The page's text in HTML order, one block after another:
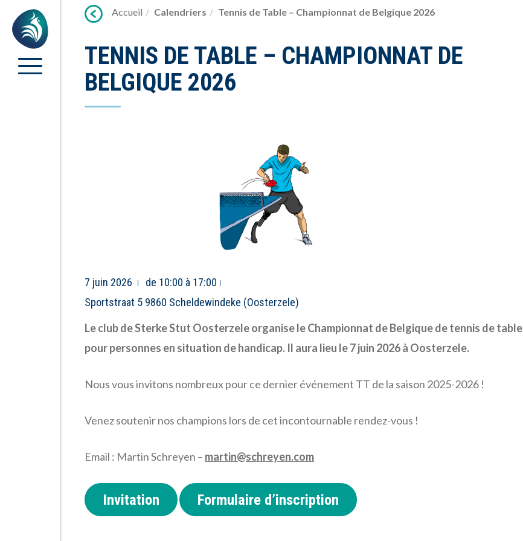
Accueil Calendriers Tennis de Table – Championnat de Belgique 2026
TENNIS DE TABLE – CHAMPIONNAT DE
BELGIQUE 2026
7 juin 2026
de 10:00 à 17:00
Sportstraat 5 9860 Scheldewindeke (Oosterzele)
Le club de Sterke Stut Oosterzeleorganise le Championnat de Belgiquede tennis de table
pour personnes en situation de handicap. Il aura lieu le 7 juin 2026 à Oosterzele.
Nous vous invitons nombreux pour ce dernier événement TT de la saison 2025-2026 !
Venez soutenir nos champions lors de cet incontournable rendez-vous !
Email : Martin Schreyen – martin@schreyen.com
Invitation Formulaire d’inscription